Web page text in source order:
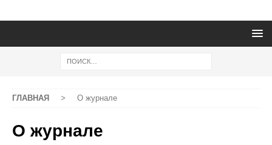
ГЛАВНАЯ > О журнале
О журнале